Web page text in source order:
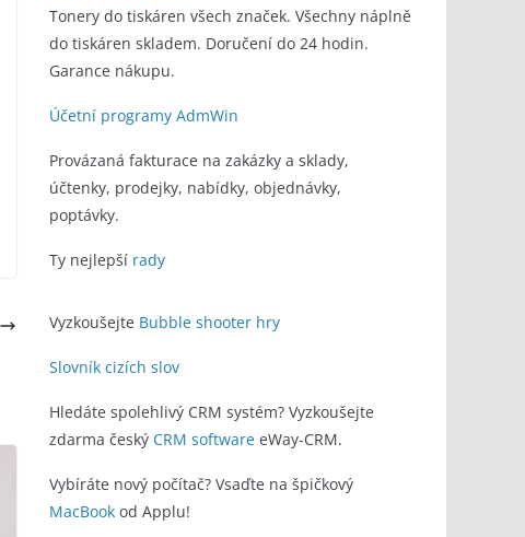
Tonery do tiskáren všech značek. Všechny náplně
do tiskáren skladem. Doručení do 24 hodin.
Garance nákupu.
Účetní programy AdmWin
Provázaná fakturace na zakázky a sklady,
účtenky, prodejky, nabídky, objednávky,
poptávky.
Ty nejlepší rady
Vyzkoušejte Bubble shooter hry
Slovník cizích slov
Hledáte spolehlivý CRM systém? Vyzkoušejte
zdarma český CRM software eWay-CRM.
Vybíráte nový počítač? Vsaďte na špičkový
MacBook od Applu!